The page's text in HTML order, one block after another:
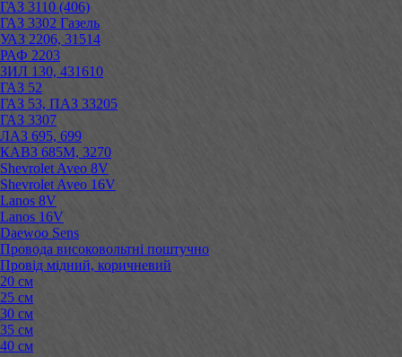
ГАЗ 3110 (406)
ГАЗ 3302 Газель
УАЗ 2206, 31514
РАФ 2203
ЗИЛ 130, 431610
ГАЗ 52
ГАЗ 53, ПАЗ 33205
ГАЗ 3307
ЛАЗ 695, 699
КАВЗ 685М, 3270
Shevrolet Aveo 8V
Shevrolet Aveo 16V
Lanos 8V
Lanos 16V
Daewoo Sens
Провода високовольтні поштучно
Провід мідний, коричневий
20 см
25 см
30 см
35 см
40 см